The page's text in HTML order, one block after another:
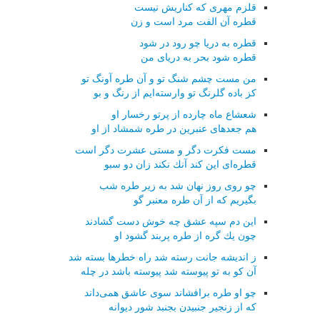
قلزم مهری كه كناریش نیست
قطره آن الفت مرد است و زن
قطره به دریا چو رود در شود
قطره شود بحر به دریای من
من مست چشم شنگ تو و آن طره آونگ تو
كز باده گلرنگ تو وارسته‌ایم از رنگ و بو
شعشاع ماه چارده از پرتو رخسار او
هم جعدهای عنبرین در طره شمشاد از او
مست فكرت دگر و مستی عشرت دگر است
قطره‌ای این كند آنك نكند زان دو سبو
چو روی روز نهان شد به زیر طره شب
بگیریم كه از آن طره معنبر گو
این دم سپه عشق چه خوش دست گشادند
چون یك گره از طره پربند گشود او
ز اندیشه جانت رسته شد راه خطرها بسته شد
آن كو به تو پیوسته شد پیوسته باشد در چله
چو او طره برافشاند سوی عاشق همی‌داند
كه از زنجیر جنبیدن بجنبد شور دیوانه